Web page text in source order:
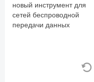
новый инструмент для
сетей беспроводной
передачи данных